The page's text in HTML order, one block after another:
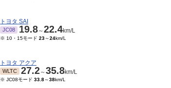
トヨタ SAI
JC08 19.8～22.4km/L
※ 10・15モード 23～24km/L
トヨタ アクア
WLTC 27.2～35.8km/L
※ JC08モード 33.8～38km/L